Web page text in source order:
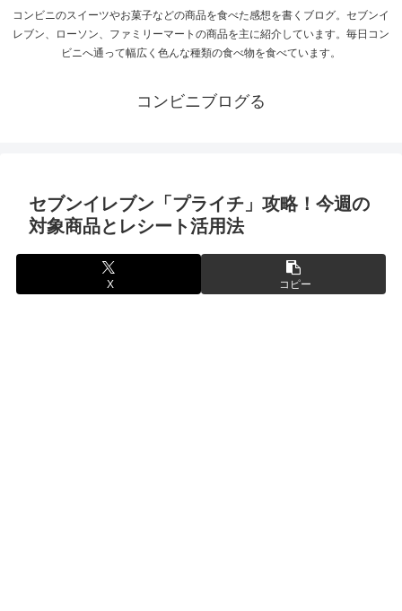
コンビニのスイーツやお菓子などの商品を食べた感想を書くブログ。セブンイ
レブン、ローソン、ファミリーマートの商品を主に紹介しています。毎日コン
ビニへ通って幅広く色んな種類の食べ物を食べています。
コンビニブログる
セブンイレブン「プライチ」攻略！今週の
対象商品とレシート活用法
X コピー